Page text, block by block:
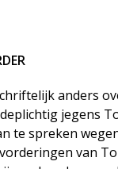
anders
jegens
te spreken
van